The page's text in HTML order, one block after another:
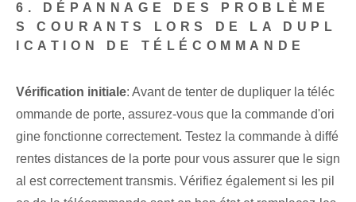
6. DÉPANNAGE DES PROBLÈME
S COURANTS LORS DE LA DUPL
ICATION DE TÉLÉCOMMANDE
Vérification initiale: Avant de tenter de dupliquer la téléc
ommande de porte, assurez-vous que la commande d'ori
gine ‌fonctionne correctement. Testez la commande à diffé
rentes distances de la porte pour vous assurer que le sign
al est correctement transmis. Vérifiez également si les pil